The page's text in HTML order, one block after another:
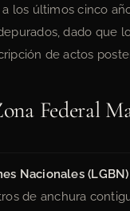
los últimos cinco
dado que
de actos
Federal
Nacionales (LGBN)
de anchura